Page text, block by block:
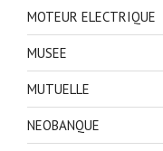
MOTEUR ELECTRIQUE
MUSEE
MUTUELLE
NEOBANQUE